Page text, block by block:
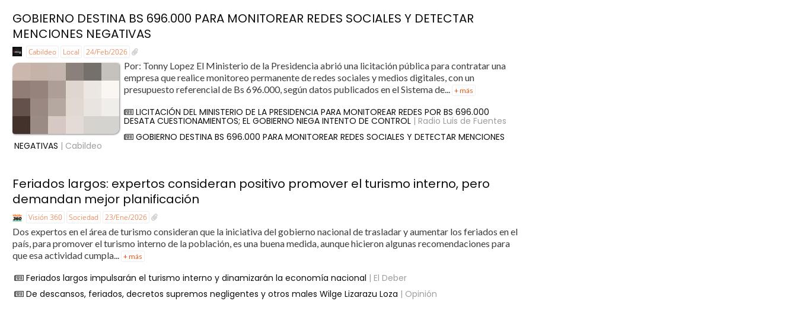
GOBIERNO DESTINA BS 696.000 PARA MONITOREAR REDES SOCIALES Y DETECTAR
MENCIONES NEGATIVAS
Cabildeo Local 24/Feb/2026
Por: Tonny Lopez El Ministerio de la Presidencia abrió una licitación pública para contratar una
empresa que realice monitoreo permanente de redes sociales y medios digitales, con un
presupuesto referencial de Bs 696.000, según datos publicados en el Sistema de... + más
LICITACIÓN DEL MINISTERIO DE LA PRESIDENCIA PARA MONITOREAR REDES POR BS 696.000
DESATA CUESTIONAMIENTOS; EL GOBIERNO NIEGA INTENTO DE CONTROL | Radio Luis de Fuentes
GOBIERNO DESTINA BS 696.000 PARA MONITOREAR REDES SOCIALES Y DETECTAR MENCIONES
NEGATIVAS | Cabildeo
Feriados largos: expertos consideran positivo promover el turismo interno, pero
demandan mejor planificación
Visión 360 Sociedad 23/Ene/2026
Dos expertos en el área de turismo consideran que la iniciativa del gobierno nacional de trasladar y aumentar los feriados en el
país, para promover el turismo interno de la población, es una buena medida, aunque hicieron algunas recomendaciones para
que esa actividad cumpla...
+ más
Feriados largos impulsarán el turismo interno y dinamizarán la economía nacional | El Deber
De descansos, feriados, decretos supremos negligentes y otros males Wilge Lizarazu Loza | Opinión